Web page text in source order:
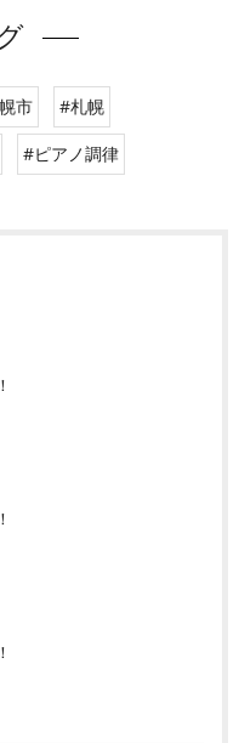
市 #札幌
#ピアノ調律